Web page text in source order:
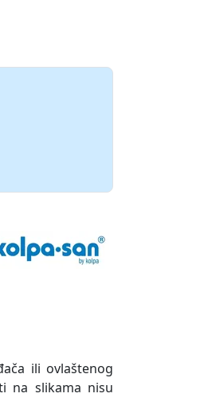
ili ovlaštenog
na slikama nisu